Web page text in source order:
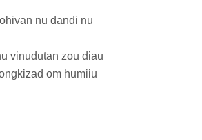
nu dandi nu
vinudutan zou diau
om humiiu